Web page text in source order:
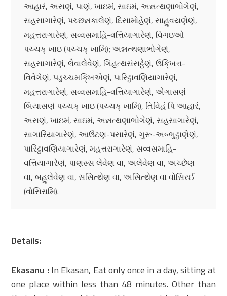
આહારં, અસણં, પાણં, ખાઇમં, સાઇમં, અન્નત્થણાભોગેણં,
સહસાગારેણં, પચ્છન્નકાલેણં, દિસામોહેણં, સાહુવયણેણં,
મહત્તરાગારેણં, સવ્વસમાહિ-વત્તિયાગારેણં, વિગઇઓ
પચ્ચક્ ખાઇ (પચ્ચક્ ખામિ); અન્નત્થણાભોગેણં,
સહસાગારેણં, લેવાલેવેણં, ગિહત્થસંસટ્ઠેણં, ઉકિ્ખત્ત-
વિવેગેણં, પડુચ્ચમકિ્ખએણં, પારિટ્ઠાવણિયાગારેણં,
મહત્તરાગારેણં, સવ્વસમાહિ-વત્તિયાગારેણં, એગાસણં
બિયાસણં પચ્ચક્ ખાઇ (પચ્ચક્ ખામિ), તિવિહં પિ આહારં,
અસણં, ખાઇમં, સાઇમં, અન્નત્થણાભોગેણં, સહસાગારેણં,
સાગારિયાગારેણં, આઉંટણ-પસારેણં, ગુરૂ-અબ્ભુટ્ઠાણેણં,
પારિટ્ઠાવણિયાગારેણં, મહત્તરાગારેણં, સવ્વસમાહિ-
વત્તિયાગારેણં, પાણસ્સ લેવેણ વા, અલેવેણ વા, અચ્છેણ
વા, બહુલેવેણ વા, સસિત્થેણ વા, અસિત્થેણ વા વોસિરઈ
(વોસિરામિ).
Details:
Ekasanu : In Ekasan, Eat only once in a day, sitting at
one place within less than 48 minutes. Other than